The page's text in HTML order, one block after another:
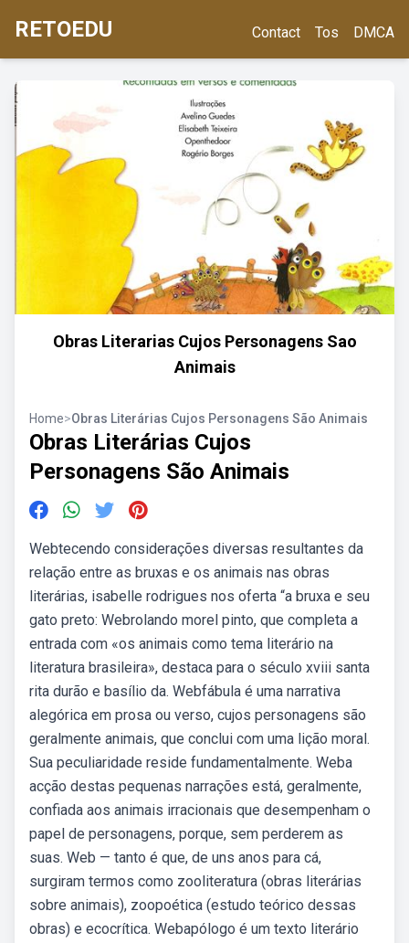
RETOEDU Contact Tos DMCA
Obras Literarias Cujos Personagens Sao
Animais
Home>Obras Literárias Cujos Personagens São Animais
Obras Literárias Cujos
Personagens São Animais
Webtecendo considerações diversas resultantes da
relação entre as bruxas e os animais nas obras
literárias, isabelle rodrigues nos oferta “a bruxa e seu
gato preto: Webrolando morel pinto, que completa a
entrada com «os animais como tema literário na
literatura brasileira», destaca para o século xviii santa
rita durão e basílio da. Webfábula é uma narrativa
alegórica em prosa ou verso, cujos personagens são
geralmente animais, que conclui com uma lição moral.
Sua peculiaridade reside fundamentalmente. Weba
acção destas pequenas narrações está, geralmente,
confiada aos animais irracionais que desempenham o
papel de personagens, porque, sem perderem as
suas. Web — tanto é que, de uns anos para cá,
surgiram termos como zooliteratura (obras literárias
sobre animais), zoopoética (estudo teórico dessas
obras) e ecocrítica. Webapólogo é um texto literário